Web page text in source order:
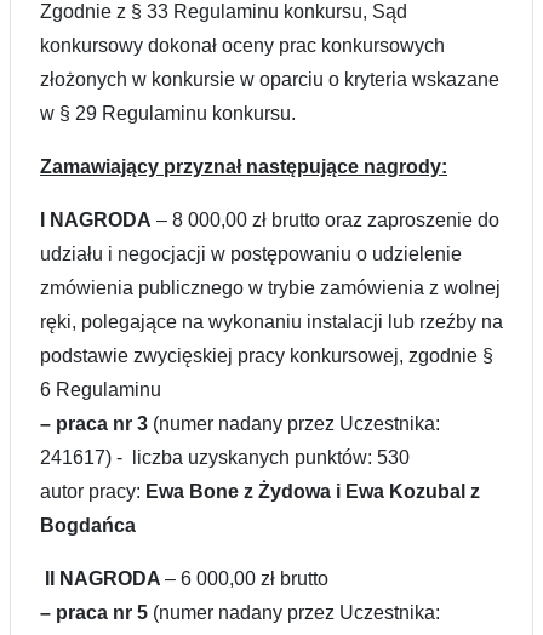
Zgodnie z § 33 Regulaminu konkursu, Sąd
konkursowy dokonał oceny prac konkursowych
złożonych w konkursie w oparciu o kryteria wskazane
w § 29 Regulaminu konkursu.
Zamawiający przyznał następujące nagrody:
I NAGRODA – 8 000,00 zł brutto oraz zaproszenie do
udziału i negocjacji w postępowaniu o udzielenie
zmówienia publicznego w trybie zamówienia z wolnej
ręki, polegające na wykonaniu instalacji lub rzeźby na
podstawie zwycięskiej pracy konkursowej, zgodnie §
6 Regulaminu
– praca nr 3 (numer nadany przez Uczestnika:
241617) - liczba uzyskanych punktów: 530
autor pracy: Ewa Bone z Żydowa i Ewa Kozubal z
Bogdańca
II NAGRODA – 6 000,00 zł brutto
– praca nr 5 (numer nadany przez Uczestnika: